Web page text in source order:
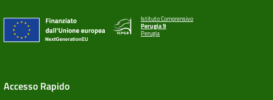
Istituto Comprensivo
Perugia 9
Perugia
Accesso Rapido